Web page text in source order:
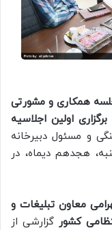
همکاری و مشورتی
اولین اجلاسیه
و مسئول دبیرخانه
هجدهم دیماه، در
معاون تبلیغات و
کشور گزارشی از